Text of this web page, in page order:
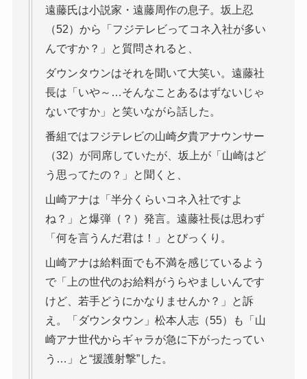
遠藤氏は小説家・遠藤周作の息子。坂上忍
（52）から「フジテレビってコネ入社が多い
んですか？」と質問されると、
ダウンタウンはそれを聞いて大笑い。遠藤社
長は「いや～…そんなことあるはずないじゃ
ないですか」と笑いながら話した。
番組ではフジテレビの山崎夕貴アナウンサー
（32）が同席していたが、坂上が「山崎はど
う思ってたの？」と聞くと、
山崎アナは「半分くらいコネ入社ですよ
ね？」と爆弾（？）発言。遠藤社長は思わず
「何を言うんだ君は！」とびっくり。
山崎アナは給料面でも不満を感じているよう
で「上の世代のお給料がうらやましいんです
けど、若手どうにかなりませんか？」と訴
え。「ダウンタウン」松本人志（55）も「山
崎アナ世代からギャラが急に下がったってい
う…」と“援護射撃”した。